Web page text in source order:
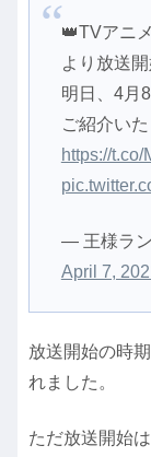
👑TVアニ
より放送
明日、4月
ご紹介い
https://
— 王様ラ
April 7,
放送開始の時
れました。
ただ放送開始